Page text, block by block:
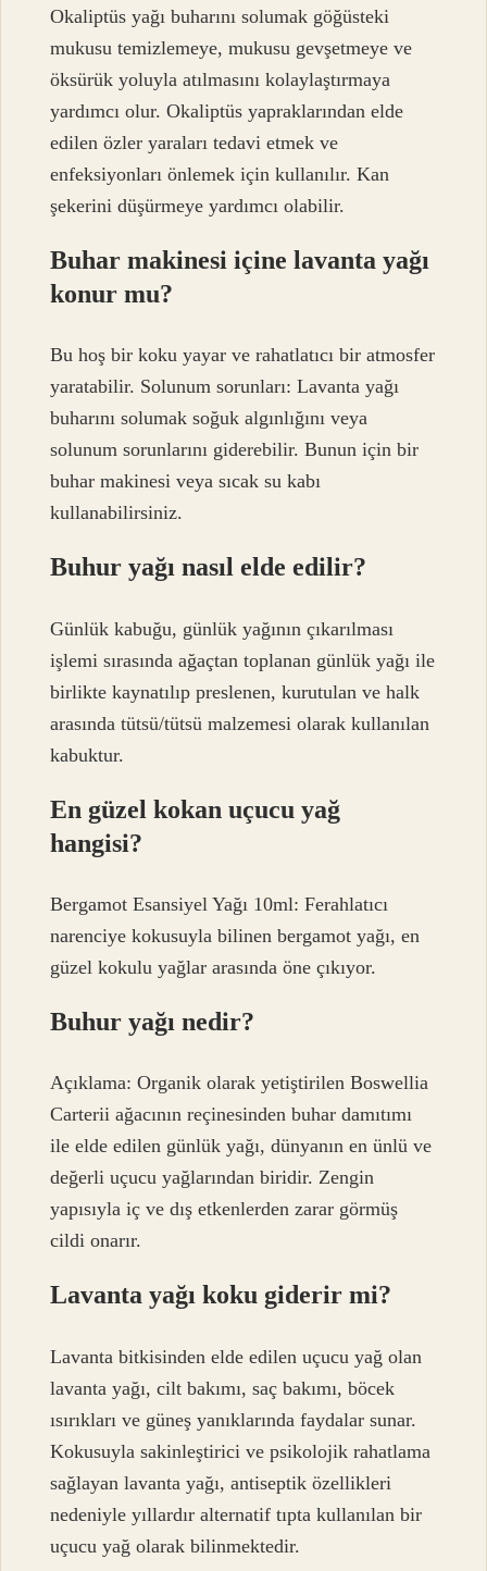
Okaliptüs yağı buharını solumak göğüsteki
mukusu temizlemeye, mukusu gevşetmeye ve
öksürük yoluyla atılmasını kolaylaştırmaya
yardımcı olur. Okaliptüs yapraklarından elde
edilen özler yaraları tedavi etmek ve
enfeksiyonları önlemek için kullanılır. Kan
şekerini düşürmeye yardımcı olabilir.
Buhar makinesi içine lavanta yağı
konur mu?
Bu hoş bir koku yayar ve rahatlatıcı bir atmosfer
yaratabilir. Solunum sorunları: Lavanta yağı
buharını solumak soğuk algınlığını veya
solunum sorunlarını giderebilir. Bunun için bir
buhar makinesi veya sıcak su kabı
kullanabilirsiniz.
Buhur yağı nasıl elde edilir?
Günlük kabuğu, günlük yağının çıkarılması
işlemi sırasında ağaçtan toplanan günlük yağı ile
birlikte kaynatılıp preslenen, kurutulan ve halk
arasında tütsü/tütsü malzemesi olarak kullanılan
kabuktur.
En güzel kokan uçucu yağ
hangisi?
Bergamot Esansiyel Yağı 10ml: Ferahlatıcı
narenciye kokusuyla bilinen bergamot yağı, en
güzel kokulu yağlar arasında öne çıkıyor.
Buhur yağı nedir?
Açıklama: Organik olarak yetiştirilen Boswellia
Carterii ağacının reçinesinden buhar damıtımı
ile elde edilen günlük yağı, dünyanın en ünlü ve
değerli uçucu yağlarından biridir. Zengin
yapısıyla iç ve dış etkenlerden zarar görmüş
cildi onarır.
Lavanta yağı koku giderir mi?
Lavanta bitkisinden elde edilen uçucu yağ olan
lavanta yağı, cilt bakımı, saç bakımı, böcek
ısırıkları ve güneş yanıklarında faydalar sunar.
Kokusuyla sakinleştirici ve psikolojik rahatlama
sağlayan lavanta yağı, antiseptik özellikleri
nedeniyle yıllardır alternatif tıpta kullanılan bir
uçucu yağ olarak bilinmektedir.